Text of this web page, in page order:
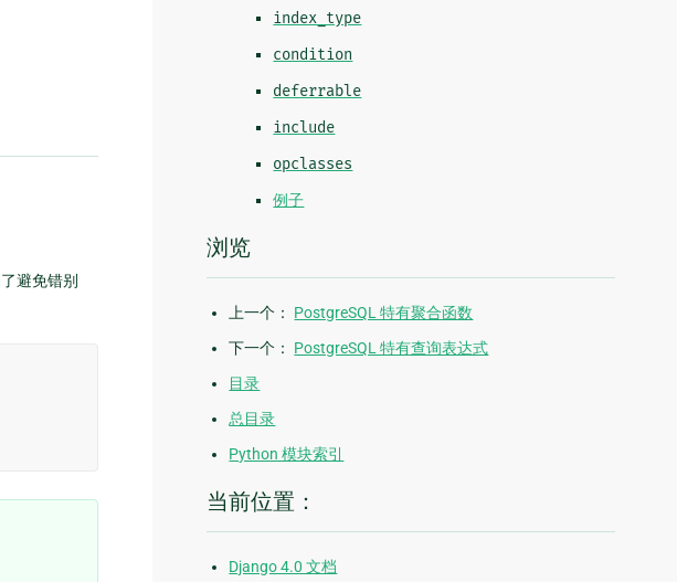
避免错别
index_type
condition
deferrable
include
opclasses
例子
浏览
上一个： PostgreSQL 特有聚合函数
下一个： PostgreSQL 特有查询表达式
目录
总目录
Python 模块索引
当前位置：
Django 4.0 文档